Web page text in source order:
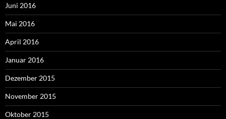
Juni 2016
Mai 2016
April 2016
Januar 2016
Dezember 2015
November 2015
Oktober 2015